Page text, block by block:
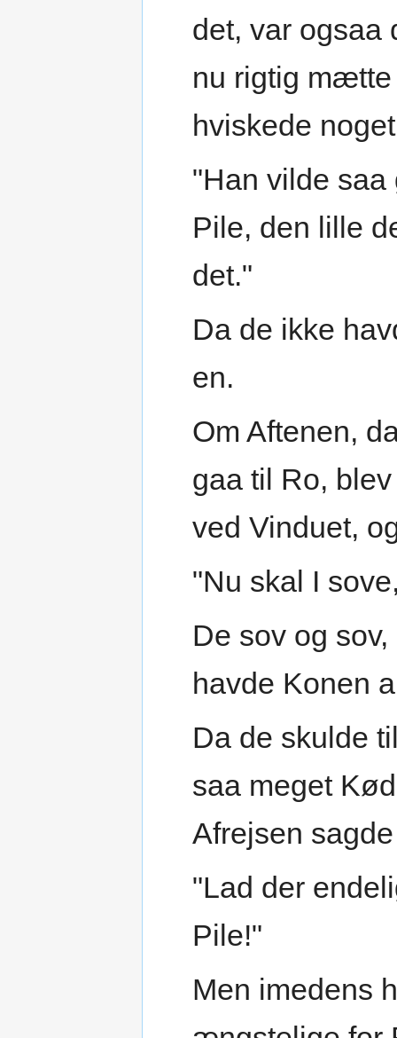
det, var ogsaa
nu rigtig
hviskede
"Han vilde saa
Pile, den lille
det."
Da de ikke
en.
Om Aftenen,
gaa til Ro,
ved Vinduet,
"Nu skal I
De sov og
havde Konen
Da de skulde
saa meget
Afrejsen
"Lad der
Pile!"
Men imedens